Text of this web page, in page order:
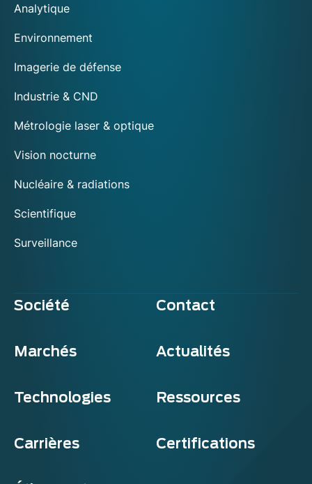
Analytique
Environnement
Imagerie de défense
Industrie & CND
Métrologie laser & optique
Vision nocturne
Nucléaire & radiations
Scientifique
Surveillance
Société Contact
Marchés Actualités
Technologies Ressources
Carrières Certifications